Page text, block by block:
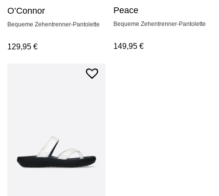
O’Connor
Bequeme Zehentrenner-Pantolette
129,95 €
Peace
Bequeme Zehentrenner-Pantolette
149,95€